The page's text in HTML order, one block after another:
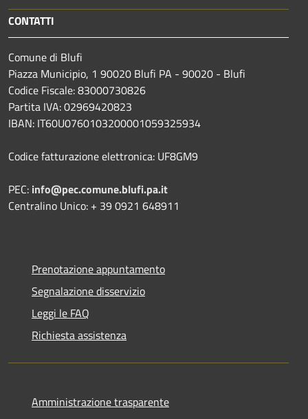
CONTATTI
Comune di Blufi
Piazza Municipio, 1 90020 Blufi PA - 90020 - Blufi
Codice Fiscale: 83000730826
Partita IVA: 02969420823
IBAN: IT60U0760103200001059325934
Codice fatturazione elettronica: UF8GM9
PEC: info@pec.comune.blufi.pa.it
Centralino Unico: + 39 0921 648911
Prenotazione appuntamento
Segnalazione disservizio
Leggi le FAQ
Richiesta assistenza
Amministrazione trasparente